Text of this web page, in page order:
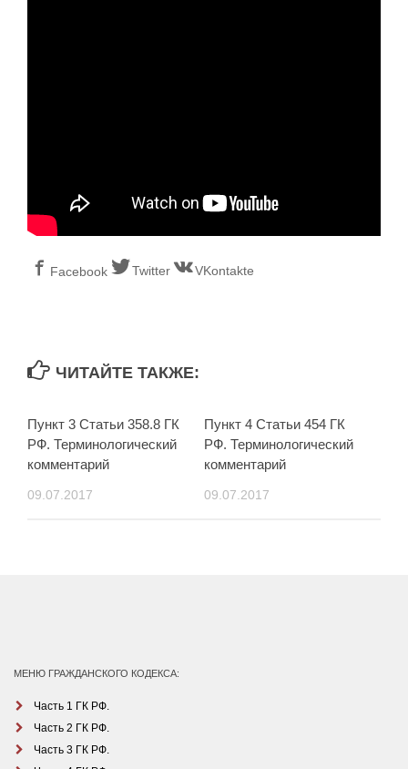
Facebook Twitter VKontakte
ЧИТАЙТЕ ТАКЖЕ:
Пункт 3 Статьи 358.8 ГК
РФ. Терминологический
комментарий
09.07.2017
Пункт 4 Статьи 454 ГК
РФ. Терминологический
комментарий
09.07.2017
МЕНЮ ГРАЖДАНСКОГО КОДЕКСА:
Часть 1 ГК РФ.
Часть 2 ГК РФ.
Часть 3 ГК РФ.